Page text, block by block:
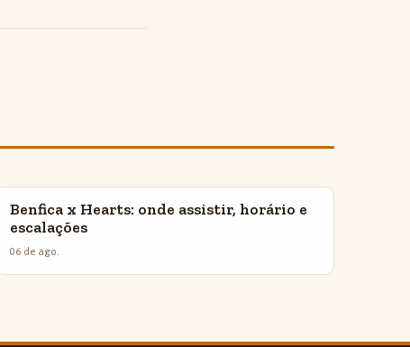
INSIGHTS
Benfica x Hearts: onde assistir, horário e
escalações
06 de ago.